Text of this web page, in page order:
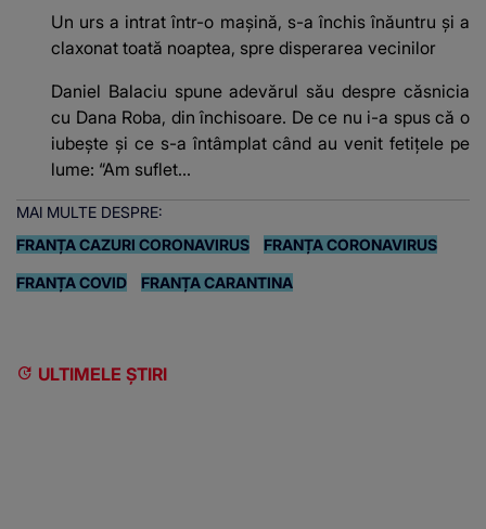
Un urs a intrat într-o mașină, s-a închis înăuntru și a
claxonat toată noaptea, spre disperarea vecinilor
Daniel Balaciu spune adevărul său despre căsnicia
cu Dana Roba, din închisoare. De ce nu i-a spus că o
iubește și ce s-a întâmplat când au venit fetițele pe
lume: “Am suflet...
MAI MULTE DESPRE:
FRANȚA CAZURI CORONAVIRUS
FRANȚA CORONAVIRUS
FRANȚA COVID FRANȚA CARANTINA
ULTIMELE ȘTIRI